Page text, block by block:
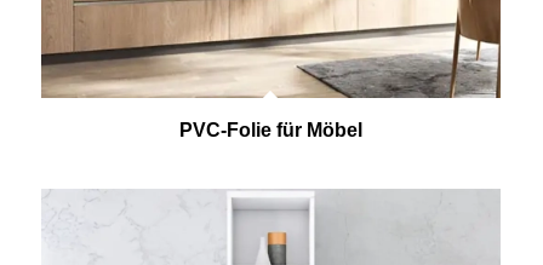
PVC-Folie für Möbel